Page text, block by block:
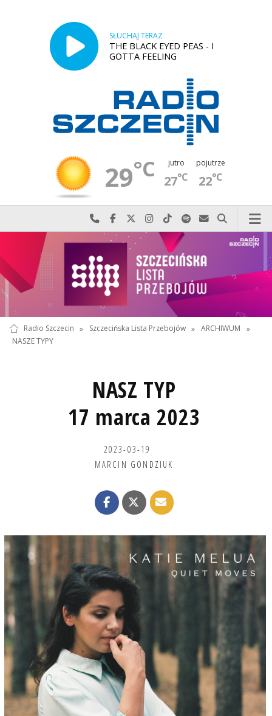
SŁUCHAJ TERAZ
THE BLACK EYED PEAS - I
GOTTA FEELING
29°C jutro
27°C
pojutrze
22°C
Najlepiej po prostu do nas zadzwoń
Odwiedź nas na Facebook-u
Odwiedź nas na X
Odwiedź nas na Instagram-ie
Odwiedź nas na TikTok-u
Szukaj nas na Spotify
Wyślij do nas
Szukaj
Radio Szczecin » Szczecińska Lista Przebojów » ARCHIWUM
»
NASZE TYPY
NASZ TYP
17 marca 2023
2023-03-19
MARCIN GONDZIUK